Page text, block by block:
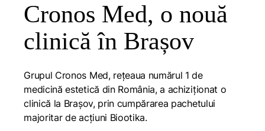
Cronos Med, o nouă
clinică în Brașov
Grupul Cronos Med, rețeaua numărul 1 de
medicină estetică din România, a achiziționat o
clinică la Brașov, prin cumpărarea pachetului
majoritar de acțiuni Biootika.